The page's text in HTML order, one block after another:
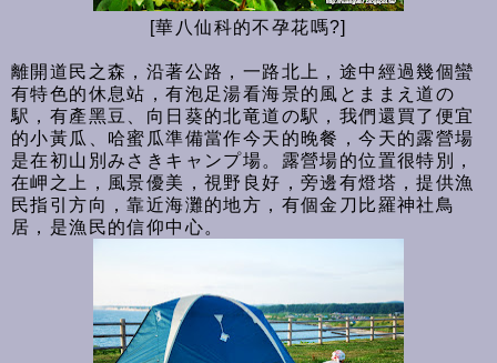
[華八仙科的不孕花嗎?]
離開道民之森，沿著公路，一路北上，途中經過幾個蠻
有特色的休息站，有泡足湯看海景的風とままえ道の
駅，有產黑豆、向日葵的北竜道の駅，我們還買了便宜
的小黃瓜、哈蜜瓜準備當作今天的晚餐，今天的露營場
是在初山別みさきキャンプ場。露營場的位置很特別，
在岬之上，風景優美，視野良好，旁邊有燈塔，提供漁
民指引方向，靠近海灘的地方，有個金刀比羅神社鳥
居，是漁民的信仰中心。